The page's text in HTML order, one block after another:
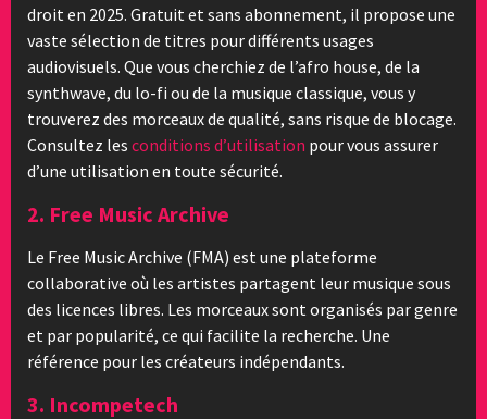
droit en 2025. Gratuit et sans abonnement, il propose une
vaste sélection de titres pour différents usages
audiovisuels. Que vous cherchiez de l’afro house, de la
synthwave, du lo-fi ou de la musique classique, vous y
trouverez des morceaux de qualité, sans risque de blocage.
Consultez les conditions d’utilisation pour vous assurer
d’une utilisation en toute sécurité.
2. Free Music Archive
Le Free Music Archive (FMA) est une plateforme
collaborative où les artistes partagent leur musique sous
des licences libres. Les morceaux sont organisés par genre
et par popularité, ce qui facilite la recherche. Une
référence pour les créateurs indépendants.
3. Incompetech